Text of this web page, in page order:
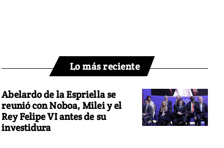
Lo más reciente
Abelardo de la Espriella se
reunió con Noboa, Milei y el
Rey Felipe VI antes de su
investidura